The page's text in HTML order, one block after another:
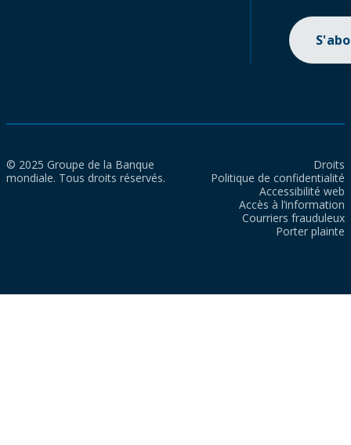
© 2025 Groupe de la Banque
mondiale. Tous droits réservés.
Droits
Politique de confidentialité
Accessibilité web
Accès à l’information
Courriers frauduleux
Porter plainte